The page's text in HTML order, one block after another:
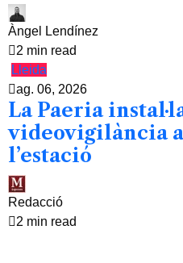
Àngel Lendínez
2 min read
Lleida
ag. 06, 2026
La Paeria
videovigilància
l’estació
Redacció
2 min read